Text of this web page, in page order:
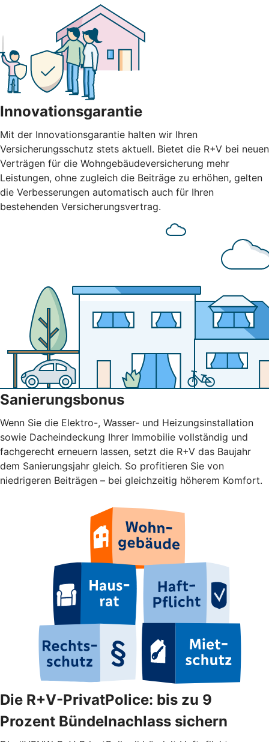
Innovationsgarantie
Mit der Innovationsgarantie halten wir Ihren
Versicherungsschutz stets aktuell. Bietet die R+V bei neuen
Verträgen für die Wohngebäudeversicherung mehr
Leistungen, ohne zugleich die Beiträge zu erhöhen, gelten
die Verbesserungen automatisch auch für Ihren
bestehenden Versicherungsvertrag.
Sanierungsbonus
Wenn Sie die Elektro-, Wasser- und Heizungsinstallation
sowie Dacheindeckung Ihrer Immobilie vollständig und
fachgerecht erneuern lassen, setzt die R+V das Baujahr
dem Sanierungsjahr gleich. So profitieren Sie von
niedrigeren Beiträgen – bei gleichzeitig höherem Komfort.
Die R+V-PrivatPolice: bis zu 9
Prozent Bündelnachlass sichern